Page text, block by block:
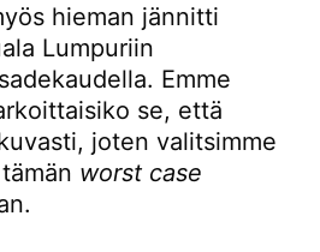
hieman jännitti
Lumpuriin
Emme
se, että
joten valitsimme
worst case